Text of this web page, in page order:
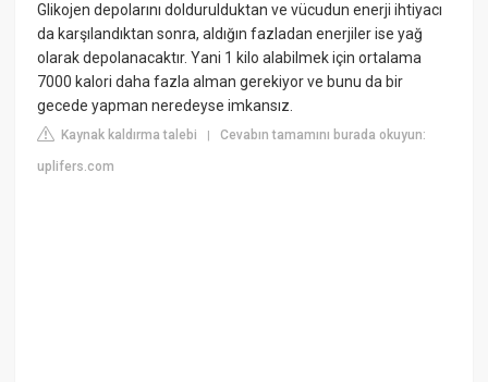
Glikojen depolarını doldurulduktan ve vücudun enerji ihtiyacı
da karşılandıktan sonra, aldığın fazladan enerjiler ise yağ
olarak depolanacaktır. Yani 1 kilo alabilmek için ortalama
7000 kalori daha fazla alman gerekiyor ve bunu da bir
gecede yapman neredeyse imkansız.
Kaynak kaldırma talebi |Cevabın tamamını burada okuyun:
uplifers.com